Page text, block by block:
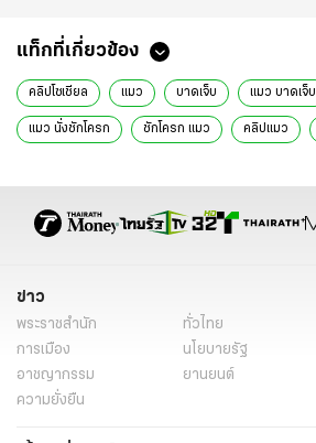
แท็กที่เกี่ยวข้อง
คลิปโซเชียล แมว บาดเจ็บ แมว บาดเจ็บ
แมว นั่งชักโครก ชักโครก แมว คลิปแมว
ข่าว
พระราชสำนัก ทั่วไทย
การเมือง
นโยบายรัฐ
อาชญากรรม
ยานยนต์
ความยั่งยืน